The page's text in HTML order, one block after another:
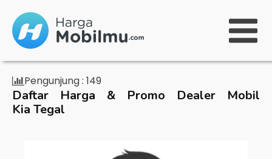
Pengunjung : 149
Daftar Harga & Promo Dealer Mobil
Kia Tegal